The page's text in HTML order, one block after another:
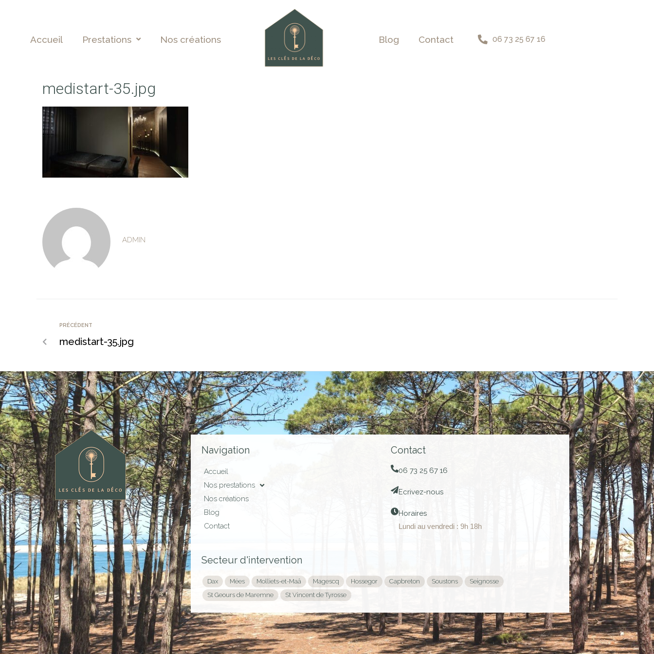
Accueil Prestations Nos créations Blog Contact 06 73 25 67 16
medistart-35.jpg
ADMIN
PRÉCÉDENT
medistart-35.jpg
Navigation
Accueil
Nos prestations
Nos créations
Blog
Contact
Contact
06 73 25 67 16
Ecrivez-nous
Horaires
Lundi au vendredi : 9h 18h
Secteur d'intervention
Dax Mées Molliets-et-Maâ Magescq Hossegor Capbreton Soustons
Seignosse
St Geours de Maremne
St Vincent de Tyrosse